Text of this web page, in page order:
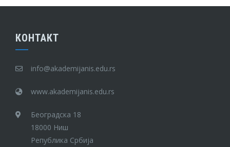
КОНТАКТ
info@akademijanis.edu.rs
www.akademijanis.edu.rs
Београдска 18
18000 Ниш
Република Србија